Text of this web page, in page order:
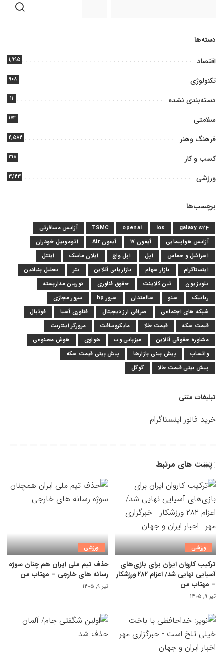
دسته‌ها
اقتصاد ۱,۹۹۵
تکنولوژی ۹۰۸
دسته‌بندی نشده ۱۱
سلامتی ۱۷۴
فرهنگ وهنر ۲,۵۸۴
کسب و کار ۳۱۸
ورزشی ۳,۱۴۳
برچسب‌ها
galaxy s24
ios
openai
TSMC
آژانس مسافرتی
آژانس هواپیمایی
آیفون 17 آیفون Air
اتوموبیل خودران
اسرائیل و حماس
اپل اپل واچ ایلان ماسک
اینتل
اینستاگرام
بازار سهام بازاریابی آنلاین تتر
تحلیل بنیادین
تلویزیون
تین کلاینت حقوق فناوری
دوربین مداربسته
رباتیک
سئو سالمندان سرور hp
سرور مجازی
شبکه های اجتماعی
صرافی ارز دیجیتال فناوری آسیا
فوتبال
قیمت سکه
قیمت طلا مایکروسافت
مرورگر اینترنت
مشاوره حقوقی آنلاین
میزبانی وب هواوی
هوش مصنوعی
واتساپ
پیش بینی بازارها
پیش بینی قیمت سکه
پیش بینی قیمت طلا
گوگل
تبلیغات متنی
خرید فالور اینستاگرام
پست های مرتبط
ورزشی
ترکیب کاروان ایران برای بازی‌های
آسیایی نهایی شد/ اعزام ۲۸۲ ورزشکار
– مهتاب من
تیر ۹, ۱۴۰۵
ورزشی
حذف تیم ملی ایران هم چنان سوژه
رسانه های خارجی – مهتاب من
تیر ۹, ۱۴۰۵